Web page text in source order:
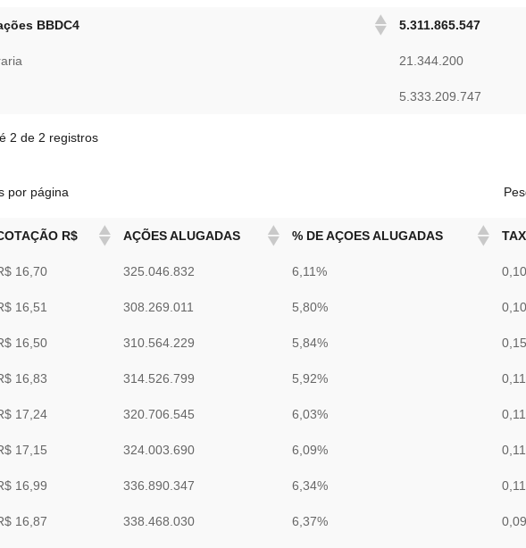
BBDC4 5.311.865.547
21.344.200
5.333.209.747
2 de 2 registros
por página
R$ AÇÕES ALUGADAS % DE AÇOES ALUGADAS
16,70 325.046.832 6,11%
16,51 308.269.011 5,80%
16,50 310.564.229 5,84%
16,83 314.526.799 5,92%
17,24 320.706.545 6,03%
17,15 324.003.690 6,09%
16,99 336.890.347 6,34%
16,87 338.468.030 6,37%